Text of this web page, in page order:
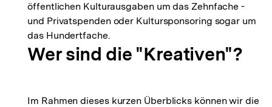
öffentlichen Kulturausgaben um das Zehnfache -
und Privatspenden oder Kultursponsoring sogar um
das Hundertfache.
Wer sind die "Kreativen"?
Im Rahmen dieses kurzen Überblicks können wir die